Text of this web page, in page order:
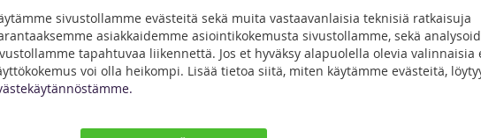
till din familj och dina vänner.
medlem du får DiivaDog Nyhetsbrev med
om nya produkter,
och hot deals. De flesta av
är tillgängliga endast för
sivustollamme evästeitä sekä muita vastaavanlaisia teknisiä ratkaisuja
asiakkaidemme asiointikokemusta sivustollamme, sekä
tapahtuvaa liikennettä. Jos et hyväksy alapuolella olevia valinnaisia
voi olla heikompi. Lisää tietoa siitä, miten käytämme evästeitä,